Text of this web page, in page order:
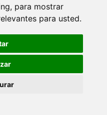
, para mostrar
para usted.